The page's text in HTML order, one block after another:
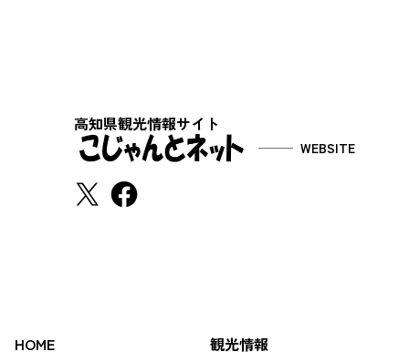
高知県観光情報サイト
WEBSITE
HOME
観光情報